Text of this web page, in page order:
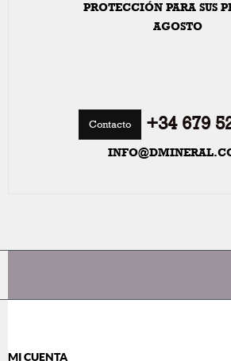
PROTECCIÓN PARA SUS
AGOSTO
Contacto +34 679
MI CUENTA